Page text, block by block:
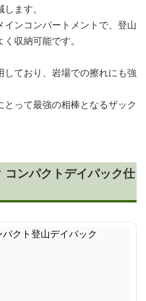
ます。
ンコンパートメントで、登山
収納可能です。
ており、岩場での擦れにも強
って最強の相棒となるザック
コンパクトデイパック仕